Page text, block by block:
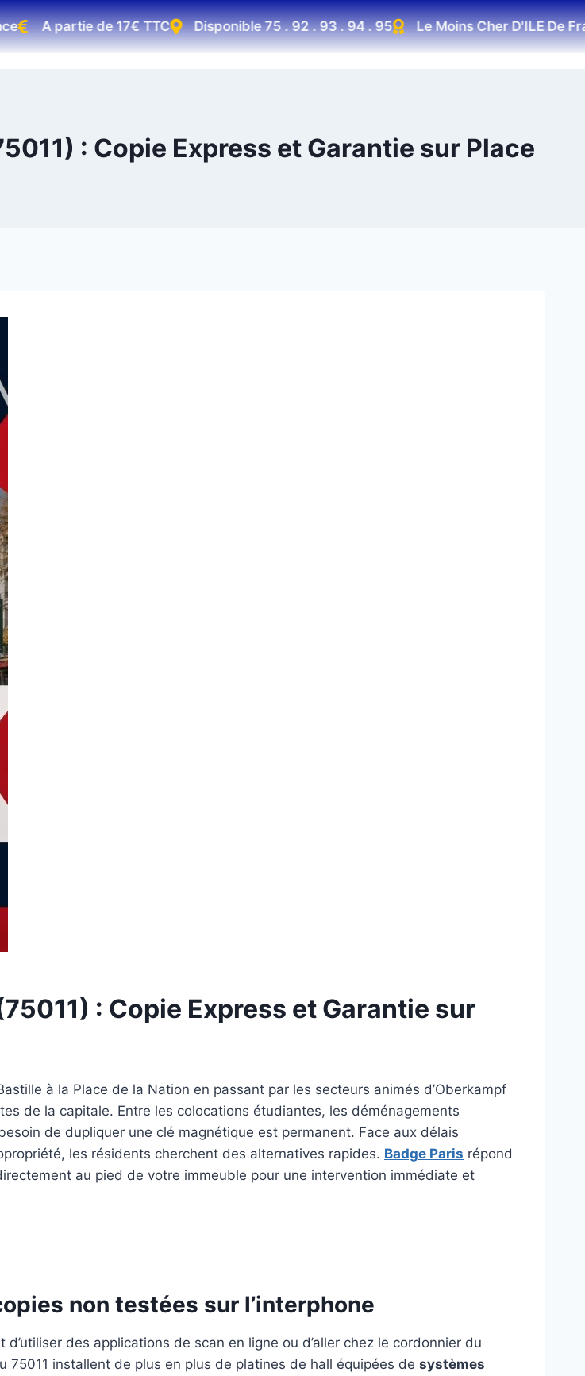
A partie de 17€ TTC Disponible 75 . 92 . 93 . 94 . 95 Le Moins Cher D'ILE De
: Copie Express et Garantie sur Place
: Copie Express et Garantie sur
à la Place de la Nation en passant par les secteurs animés d’Oberkampf
de la capitale. Entre les colocations étudiantes, les déménagements
de dupliquer une clé magnétique est permanent. Face aux délais
les résidents cherchent des alternatives rapides. Badge Paris répond
au pied de votre immeuble pour une intervention immédiate et
non testées sur l’interphone
des applications de scan en ligne ou d’aller chez le cordonnier du
75011 installent de plus en plus de platines de hall équipées de systèmes